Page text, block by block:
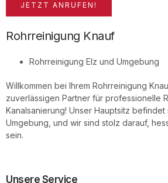
JETZT ANRUFEN!
Rohrreinigung Knauf
Rohrreinigung Elz und Umgebung
Willkommen bei Ihrem Rohrreinigung
zuverlässigen Partner für professionelle
Kanalsanierung! Unser Hauptsitz befindet
Umgebung, und wir sind stolz darauf,
sein.
Unsere Service